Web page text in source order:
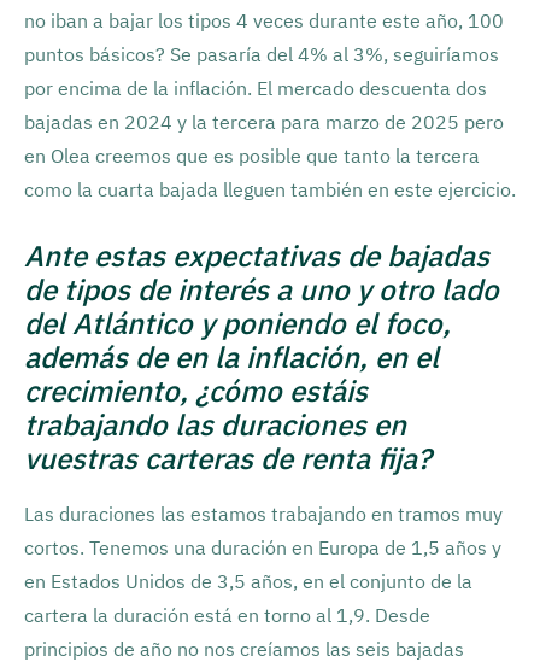
no iban a bajar los tipos 4 veces durante este año, 100
puntos básicos? Se pasaría del 4% al 3%, seguiríamos
por encima de la inflación. El mercado descuenta dos
bajadas en 2024 y la tercera para marzo de 2025 pero
en Olea creemos que es posible que tanto la tercera
como la cuarta bajada lleguen también en este ejercicio.
Ante estas expectativas de bajadas
de tipos de interés a uno y otro lado
del Atlántico y poniendo el foco,
además de en la inflación, en el
crecimiento, ¿cómo estáis
trabajando las duraciones en
vuestras carteras de renta fija?
Las duraciones las estamos trabajando en tramos muy
cortos. Tenemos una duración en Europa de 1,5 años y
en Estados Unidos de 3,5 años, en el conjunto de la
cartera la duración está en torno al 1,9. Desde
principios de año no nos creíamos las seis bajadas